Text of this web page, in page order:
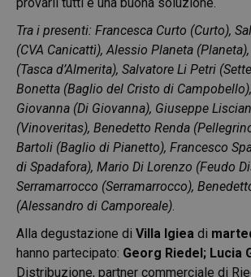
Tra i presenti: Francesca Curto (Curto),
(CVA Canicattì), Alessio Planeta
(Tasca d’Almerita), Salvatore Li Petri
Bonetta (Baglio del Cristo di
Giovanna (Di Giovanna), Giuseppe
(Vinoveritas), Benedetto Renda
Bartoli (Baglio di Pianetto), Francesco
di Spadafora), Mario Di Lorenzo (Feudo
Serramarrocco (Serramarrocco),
(Alessandro di Camporeale).
Alla degustazione di Villa Igiea di
hanno partecipato: Georg Riedel; Lucia
Distribuzione, partner commerciale di